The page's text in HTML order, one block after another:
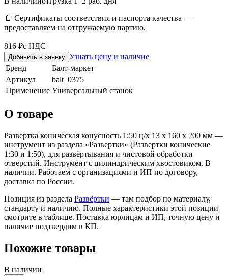
📄 Сертификаты соответствия и паспорта качества —
предоставляем на отгружаемую партию.
816 ₽с НДС
Добавить в заявку Узнать цену и наличие
Бренд
Балт-маркет
Артикул
balt_0375
Применение Универсальный станок
О товаре
Развертка коническая конусность 1:50 ц/х 13 х 160 х 200 мм —
инструмент из раздела «Развертки» (Развертки конические
1:30 и 1:50), для развёртывания и чистовой обработки
отверстий. Инструмент с цилиндрическим хвостовиком. В
наличии. Работаем с организациями и ИП по договору,
доставка по России.
Позиция из раздела Развёртки — там подбор по материалу,
стандарту и наличию. Полные характеристики этой позиции
смотрите в таблице. Поставка юрлицам и ИП, точную цену и
наличие подтвердим в КП.
Похожие товары
В наличии